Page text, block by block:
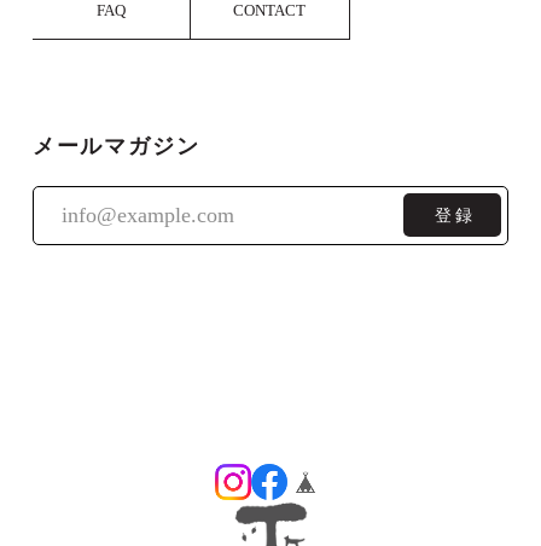
りがとうございました。 ラッピングについ
てもご満足いただけたご様子で一安心で
2025/03/03
FAQ CONTACT
メールマガジン
登録